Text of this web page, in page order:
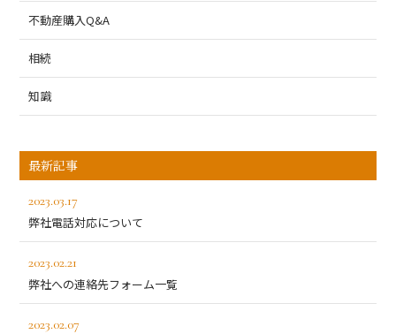
不動産購入Q&A
相続
知識
最新記事
2023.03.17
弊社電話対応について
2023.02.21
弊社への連絡先フォーム一覧
2023.02.07